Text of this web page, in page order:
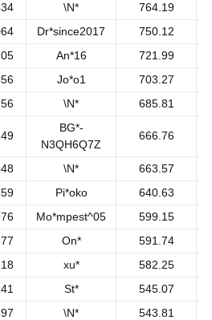
\N*
764.19
Dr*since2017
750.12
An*16
721.99
Jo*o1
703.27
\N* 685.81
BG*-
N3QH6Q7Z
666.76
\N*
663.57
Pi*oko
640.63
Mo*mpest^05
599.15
On*
591.74
xu*
582.25
St*
545.07
\N*
543.81